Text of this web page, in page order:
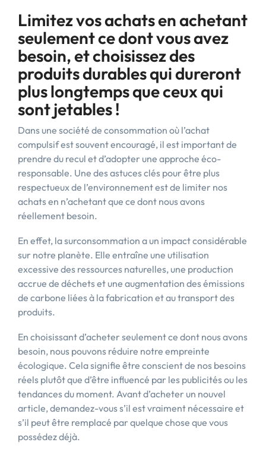
Limitez vos achats en achetant
seulement ce dont vous avez
besoin, et choisissez des
produits durables qui dureront
plus longtemps que ceux qui
sont jetables !
Dans une société de consommation où l’achat
compulsif est souvent encouragé, il est important de
prendre du recul et d’adopter une approche éco-
responsable. Une des astuces clés pour être plus
respectueux de l’environnement est de limiter nos
achats en n’achetant que ce dont nous avons
réellement besoin.
En effet, la surconsommation a un impact considérable
sur notre planète. Elle entraîne une utilisation
excessive des ressources naturelles, une production
accrue de déchets et une augmentation des émissions
de carbone liées à la fabrication et au transport des
produits.
En choisissant d’acheter seulement ce dont nous avons
besoin, nous pouvons réduire notre empreinte
écologique. Cela signifie être conscient de nos besoins
réels plutôt que d’être influencé par les publicités ou les
tendances du moment. Avant d’acheter un nouvel
article, demandez-vous s’il est vraiment nécessaire et
s’il peut être remplacé par quelque chose que vous
possédez déjà.